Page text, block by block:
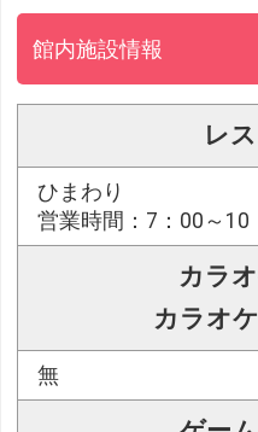
館内施設情報
レ
ひまわり
営業時間：7：00～10
カラ
カラオ
無